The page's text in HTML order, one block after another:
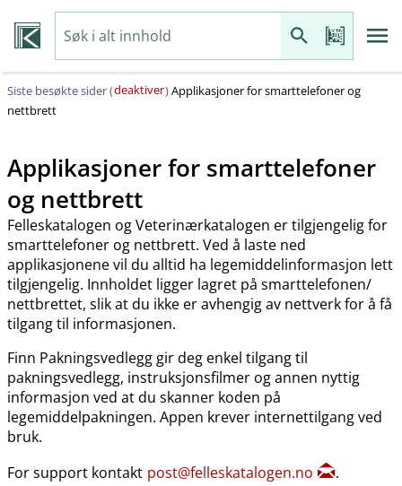
Siste besøkte sider (deaktiver)Applikasjoner for smarttelefoner og
nettbrett
Applikasjoner for smarttelefoner
og nettbrett
Felleskatalogen og Veterinærkatalogen er tilgjengelig for
smarttelefoner og nettbrett. Ved å laste ned
applikasjonene vil du alltid ha legemiddelinformasjon lett
tilgjengelig. Innholdet ligger lagret på smarttelefonen​/​
nettbrettet, slik at du ikke er avhengig av nettverk for å få
tilgang til informasjonen.
Finn Pakningsvedlegg gir deg enkel tilgang til
pakningsvedlegg, instruksjonsfilmer og annen nyttig
informasjon ved at du skanner koden på
legemiddelpakningen. Appen krever internettilgang ved
bruk.
For support kontakt post@felleskatalogen.no .